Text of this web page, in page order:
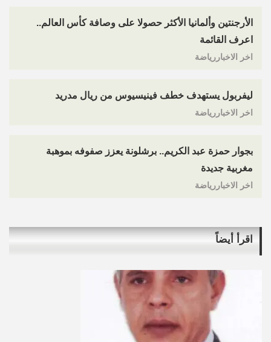
الأرجنتين وألمانيا الأكثر حصولا على وصافة كأس العالم..
اعرف القائمة
اخر الاخباررياضة
ليفربول يستهدف خطف فينيسيوس من ريال مدريد
اخر الاخباررياضة
بجوار حمزة عبد الكريم.. برشلونة يعزز صفوفه بموهبة
مغربية جديدة
اخر الاخباررياضة
اقرأ أيضاً